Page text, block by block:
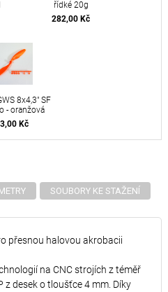
řídké 20g
282,00 Kč
8x4,3" SF
- oranžová
Kč
SOUBORY KE STAŽENÍ
přesnou halovou akrobacii
na CNC strojích z téměř
z desek o tloušťce 4 mm. Díky